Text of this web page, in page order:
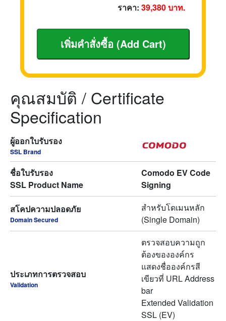
ราคา: 39,380บาท.
คุณสมบัติ / Certificate
Specification
ผู้ออกใบรับรอง
SSL Brand
ชื่อใบรับรอง
SSL Product Name
Comodo EV Code
Signing
สโคปความปลอดภัย
Domain Secured
สำหรับโดเมนหลัก
(Single Domain)
ประเภทการตรวจสอบ
Validation
ตรวจสอบความถูก
ต้องขององค์กร
แสดงชื่อองค์กรสี
เขียวที่ URL Address
bar
Extended Validation
SSL (EV)